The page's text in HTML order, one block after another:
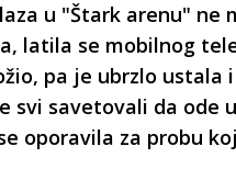
u "Štark arenu" ne
latila se mobilnog
pa je ubrzlo ustala
svi savetovali da ode
oporavila za probu